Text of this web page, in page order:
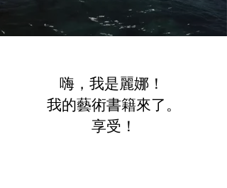
藝術出版物！
嗨，我是麗娜！
我的藝術書籍來了。
享受！